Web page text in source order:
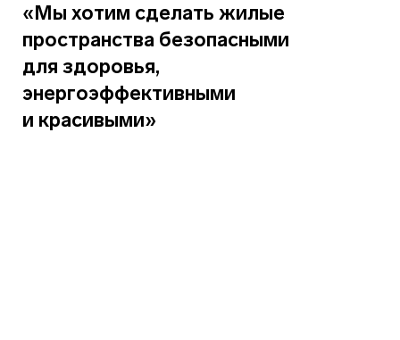
«Мы хотим сделать жилые
пространства безопасными
для здоровья,
энергоэффективными
и красивыми»